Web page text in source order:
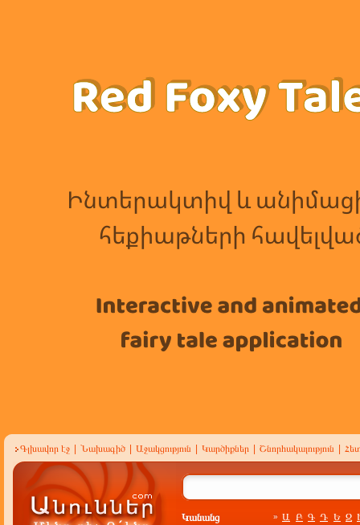
Գլխավոր էջ Նախագիծ Աջակցություն Կարծիքներ Շնորհակալություն
Կանանց » Ա Բ Գ Դ Ե Զ